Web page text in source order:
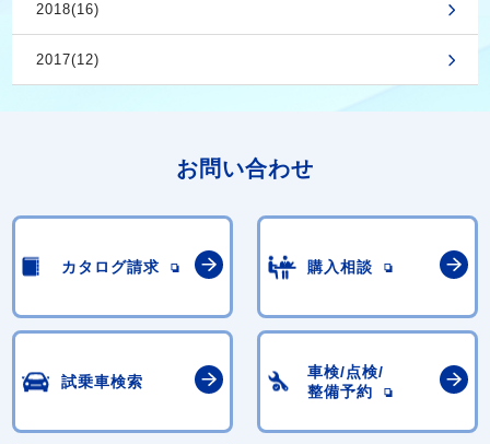
2018(16)
2017(12)
お問い合わせ
カタログ請求 購入相談
試乗車検索
車検/点検/
整備予約